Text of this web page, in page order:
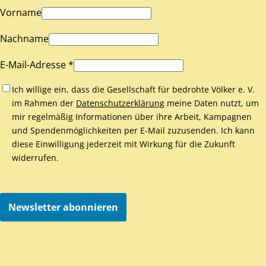
Vorname
Nachname
E-Mail-Adresse *
Ich willige ein, dass die Gesellschaft für bedrohte Völker e. V.
im Rahmen der Datenschutzerklärung meine Daten nutzt, um
mir regelmäßig Informationen über ihre Arbeit, Kampagnen
und Spendenmöglichkeiten per E-Mail zuzusenden. Ich kann
diese Einwilligung jederzeit mit Wirkung für die Zukunft
widerrufen.
Newsletter abonnieren